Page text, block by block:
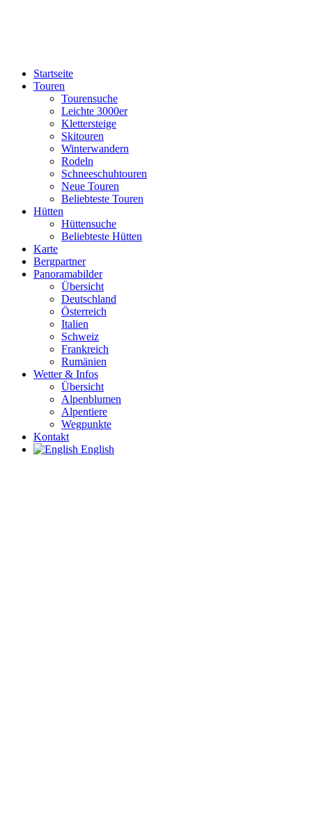
Startseite
Touren
Tourensuche
Leichte 3000er
Klettersteige
Skitouren
Winterwandern
Rodeln
Schneeschuhtouren
Neue Touren
Beliebteste Touren
Hütten
Hüttensuche
Beliebteste Hütten
Karte
Bergpartner
Panoramabilder
Übersicht
Deutschland
Österreich
Italien
Schweiz
Frankreich
Rumänien
Wetter & Infos
Übersicht
Alpenblumen
Alpentiere
Wegpunkte
Kontakt
English